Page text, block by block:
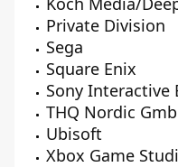
Private Division
Sega
Square Enix
Sony Interactive
THQ Nordic
Ubisoft
Xbox Game